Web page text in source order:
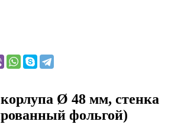
Ø 48 мм, стенка
фольгой)